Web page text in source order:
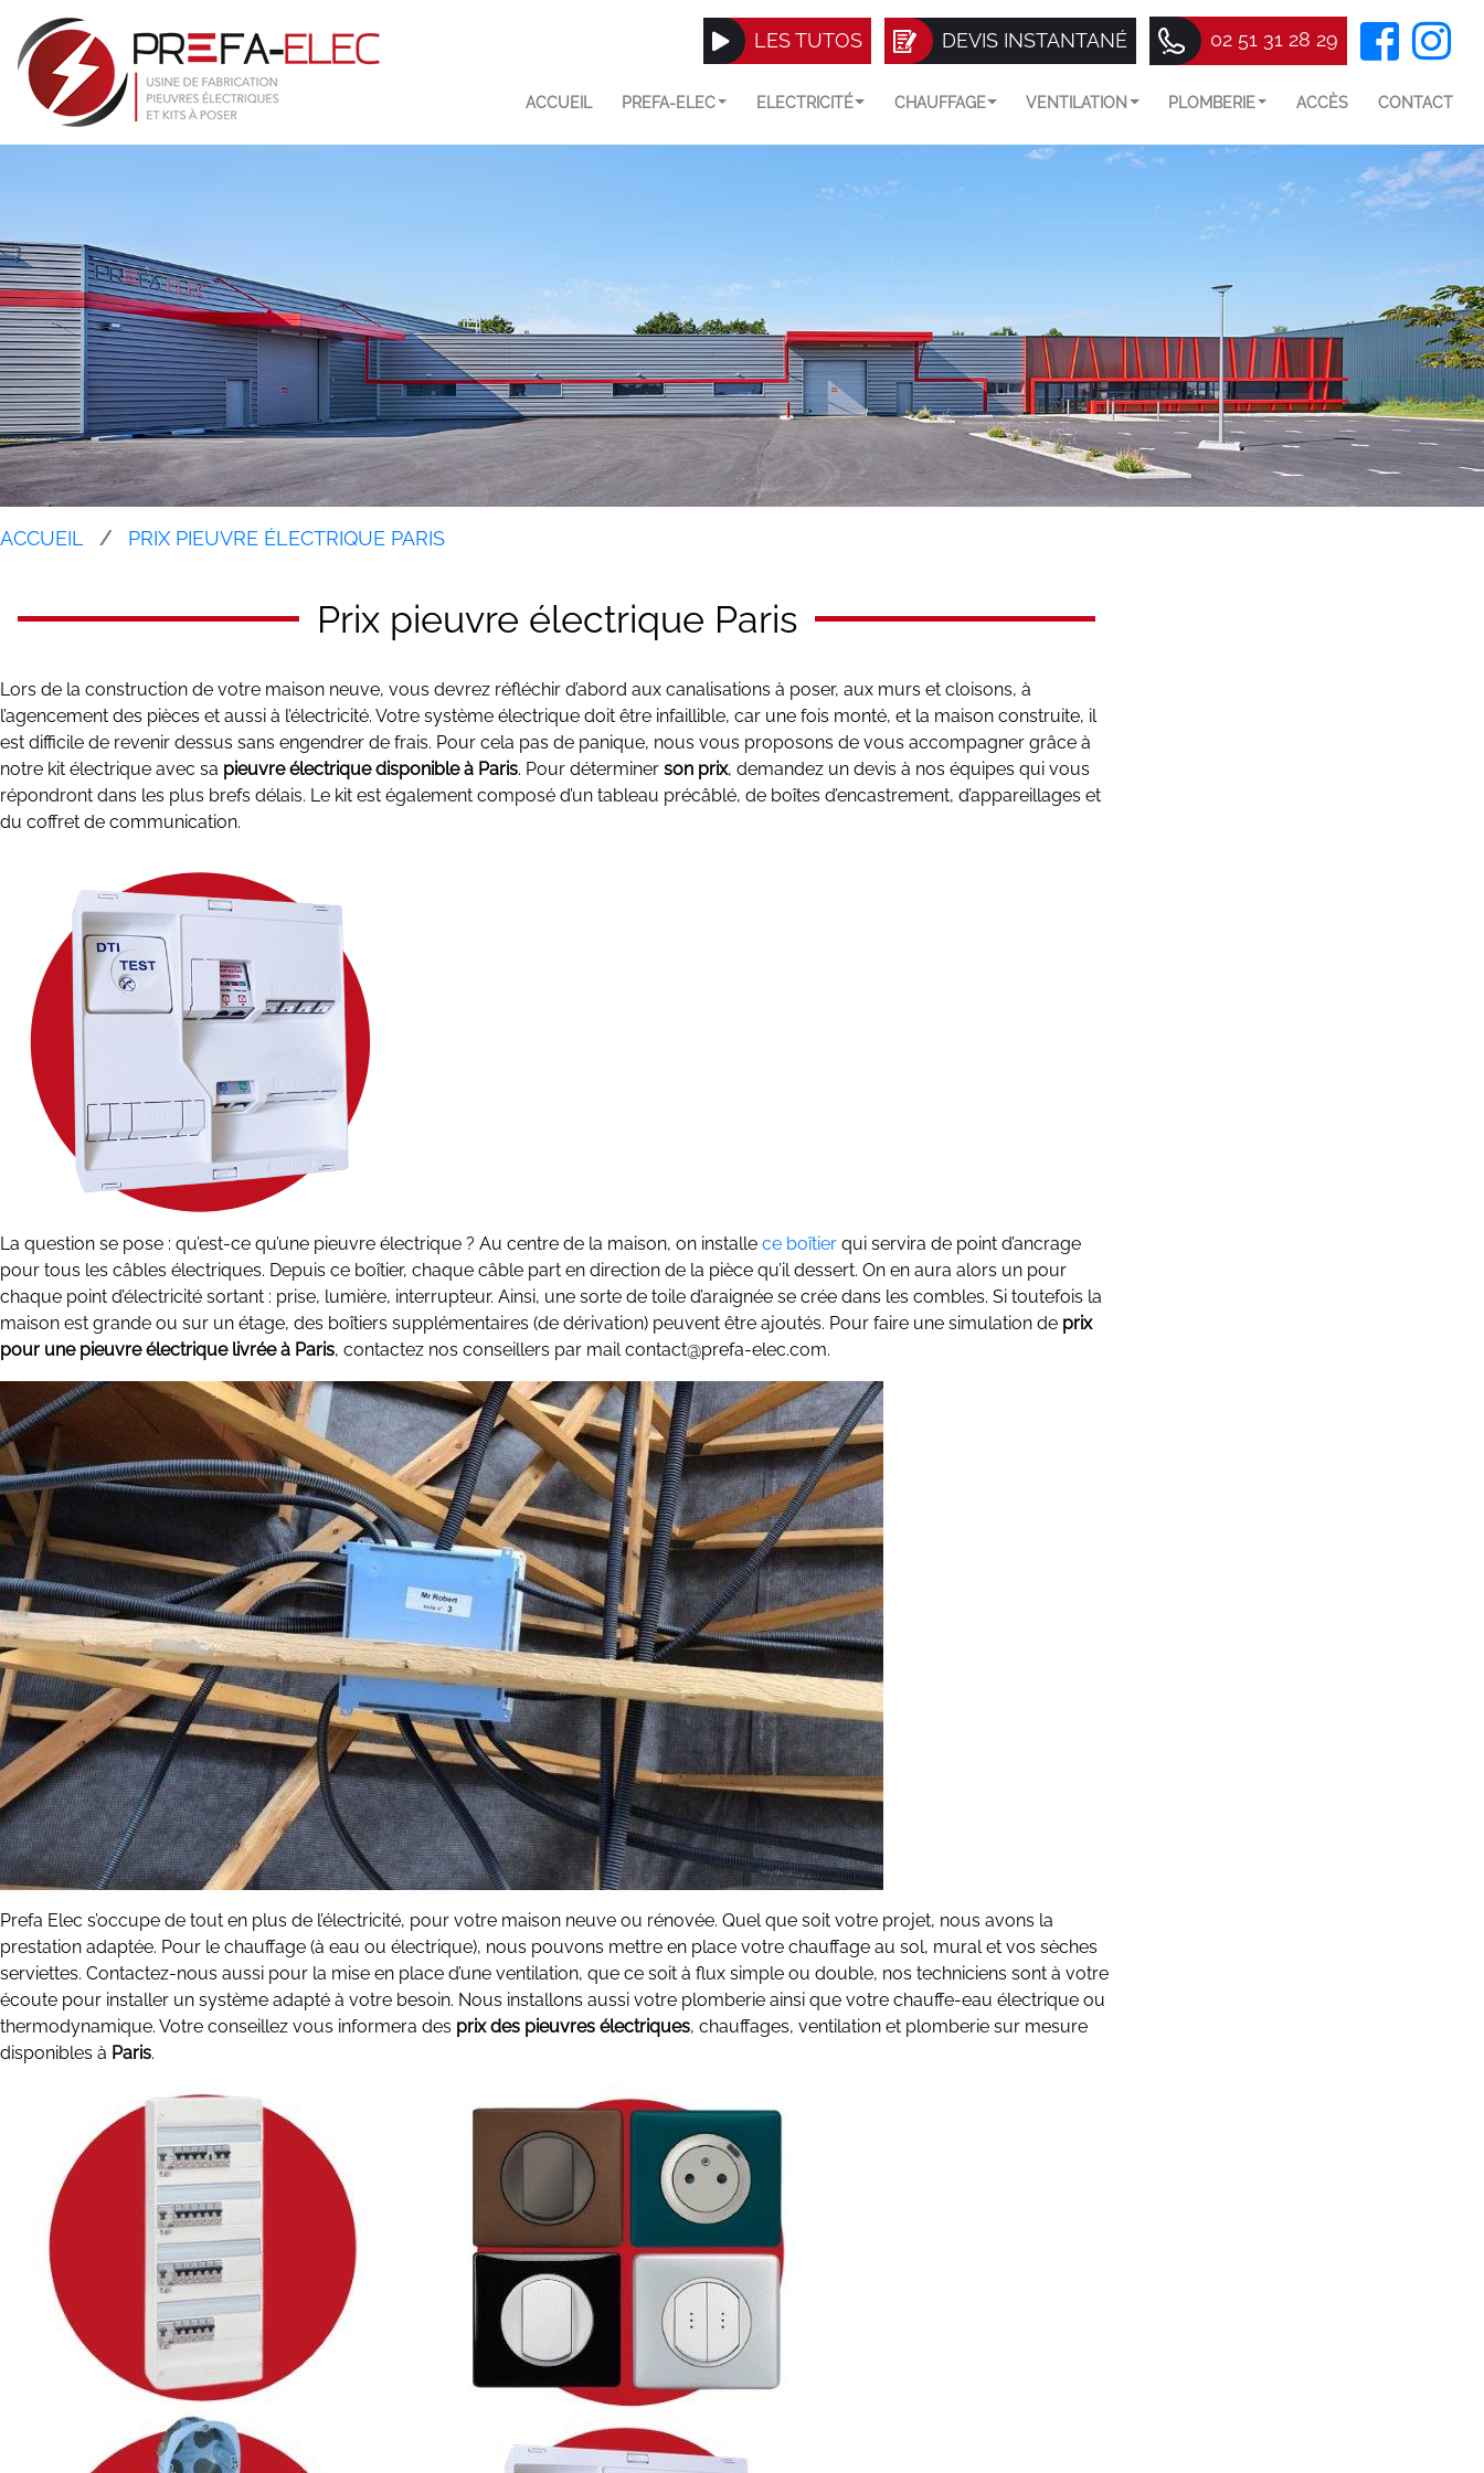
LES TUTOS DEVIS INSTANTANÉ 02 51 31 28 29
ACCUEIL PREFA-ELEC ELECTRICITÉ CHAUFFAGE VENTILATION PLOMBERIE ACCÈS CONTACT
ACCUEIL PRIX PIEUVRE ÉLECTRIQUE PARIS
Prix pieuvre électrique Paris
Lors de la construction de votre maison neuve, vous devrez réfléchir d’abord aux canalisations à poser, aux murs et cloisons, à
l’agencement des pièces et aussi à l’électricité. Votre système électrique doit être infaillible, car une fois monté, et la maison construite, il
est difficile de revenir dessus sans engendrer de frais. Pour cela pas de panique, nous vous proposons de vous accompagner grâce à
notre kit électrique avec sa pieuvre électrique disponible à Paris. Pour déterminer son prix, demandez un devis à nos équipes qui vous
répondront dans les plus brefs délais. Le kit est également composé d’un tableau précâblé, de boîtes d’encastrement, d’appareillages et
du coffret de communication.
La question se pose : qu’est-ce qu’une pieuvre électrique ? Au centre de la maison, on installe ce boîtier qui servira de point d’ancrage
pour tous les câbles électriques. Depuis ce boîtier, chaque câble part en direction de la pièce qu’il dessert. On en aura alors un pour
chaque point d’électricité sortant : prise, lumière, interrupteur. Ainsi, une sorte de toile d’araignée se crée dans les combles. Si toutefois la
maison est grande ou sur un étage, des boîtiers supplémentaires (de dérivation) peuvent être ajoutés. Pour faire une simulation de prix
pour une pieuvre électrique livrée à Paris, contactez nos conseillers par mail contact@prefa-elec.com.
Prefa Elec s’occupe de tout en plus de l’électricité, pour votre maison neuve ou rénovée. Quel que soit votre projet, nous avons la
prestation adaptée. Pour le chauffage (à eau ou électrique), nous pouvons mettre en place votre chauffage au sol, mural et vos sèches
serviettes. Contactez-nous aussi pour la mise en place d’une ventilation, que ce soit à flux simple ou double, nos techniciens sont à votre
écoute pour installer un système adapté à votre besoin. Nous installons aussi votre plomberie ainsi que votre chauffe-eau électrique ou
thermodynamique. Votre conseillez vous informera des prix des pieuvres électriques, chauffages, ventilation et plomberie sur mesure
disponibles à Paris.